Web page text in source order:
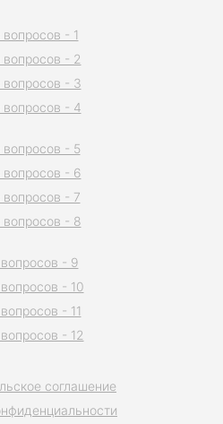
соглашение
вопросов - 1
вопросов - 2
вопросов - 3
вопросов - 4
вопросов - 5
вопросов - 6
вопросов - 7
вопросов - 8
- 9
- 10
- 11
- 12